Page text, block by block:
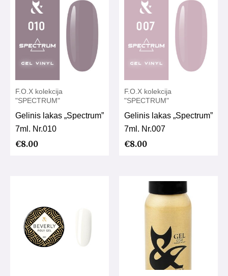
F.O.X kolekcija
"SPECTRUM"
Gelinis lakas „Spectrum”
7ml. Nr.010
€8.00
F.O.X kolekcija
"SPECTRUM"
Gelinis lakas „Spectrum”
7ml. Nr.007
€8.00